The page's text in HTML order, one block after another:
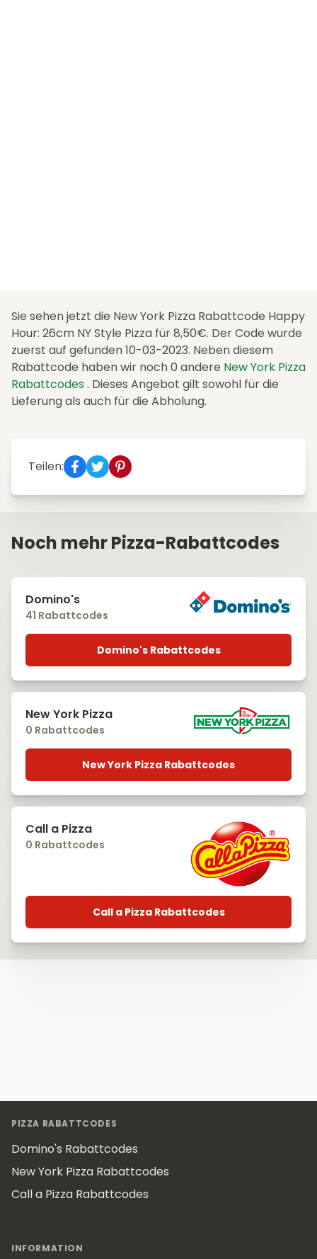
Sie sehen jetzt die New York Pizza Rabattcode Happy
Hour: 26cm NY Style Pizza für 8,50€. Der Code wurde
zuerst auf gefunden 10-03-2023. Neben diesem
Rabattcode haben wir noch 0 andere New York Pizza
Rabattcodes . Dieses Angebot gilt sowohl für die
Lieferung als auch für die Abholung.
Teilen:
Noch mehr Pizza-Rabattcodes
Domino's
41 Rabattcodes
Domino's Rabattcodes
New York Pizza
0 Rabattcodes
New York Pizza Rabattcodes
Call a Pizza
0 Rabattcodes
Call a Pizza Rabattcodes
PIZZA RABATTCODES
Domino's Rabattcodes
New York Pizza Rabattcodes
Call a Pizza Rabattcodes
INFORMATION